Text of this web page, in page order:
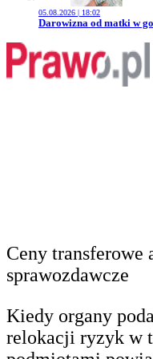
05.08.2026 | 18:02
Przejdź do artykułu:
Darowizna od matki w
Ceny transferowe
sprawozdawcze
Kiedy organy
relokacji ryzyk w